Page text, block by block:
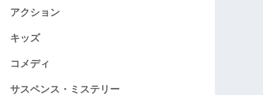
アクション
キッズ
コメディ
サスペンス・ミステリー